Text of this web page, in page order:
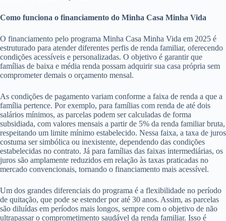
Como funciona o financiamento do Minha Casa Minha Vida
O financiamento pelo programa Minha Casa Minha Vida em 2025 é
estruturado para atender diferentes perfis de renda familiar, oferecendo
condições acessíveis e personalizadas. O objetivo é garantir que
famílias de baixa e média renda possam adquirir sua casa própria sem
comprometer demais o orçamento mensal.
As condições de pagamento variam conforme a faixa de renda a que a
família pertence. Por exemplo, para famílias com renda de até dois
salários mínimos, as parcelas podem ser calculadas de forma
subsidiada, com valores mensais a partir de 5% da renda familiar bruta,
respeitando um limite mínimo estabelecido. Nessa faixa, a taxa de juros
costuma ser simbólica ou inexistente, dependendo das condições
estabelecidas no contrato. Já para famílias das faixas intermediárias, os
juros são amplamente reduzidos em relação às taxas praticadas no
mercado convencionais, tornando o financiamento mais acessível.
Um dos grandes diferenciais do programa é a flexibilidade no período
de quitação, que pode se estender por até 30 anos. Assim, as parcelas
são diluídas em períodos mais longos, sempre com o objetivo de não
ultrapassar o comprometimento saudável da renda familiar. Isso é